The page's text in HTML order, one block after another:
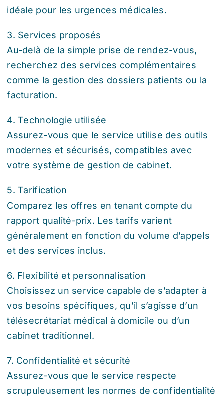
idéale pour les urgences médicales.
3. Services proposés
Au-delà de la simple prise de rendez-vous,
recherchez des services complémentaires
comme la gestion des dossiers patients ou la
facturation.
4. Technologie utilisée
Assurez-vous que le service utilise des outils
modernes et sécurisés, compatibles avec
votre système de gestion de cabinet.
5. Tarification
Comparez les offres en tenant compte du
rapport qualité-prix. Les tarifs varient
généralement en fonction du volume d’appels
et des services inclus.
6. Flexibilité et personnalisation
Choisissez un service capable de s’adapter à
vos besoins spécifiques, qu’il s’agisse d’un
télésecrétariat médical à domicile ou d’un
cabinet traditionnel.
7. Confidentialité et sécurité
Assurez-vous que le service respecte
scrupuleusement les normes de confidentialité